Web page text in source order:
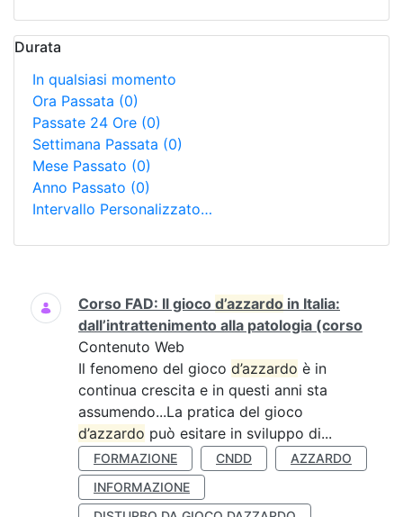
Durata
In qualsiasi momento
Ora Passata (0)
Passate 24 Ore (0)
Settimana Passata (0)
Mese Passato (0)
Anno Passato (0)
Intervallo Personalizzato…
Ricerca
Corso FAD: Il gioco d’azzardo in Italia:
dall’intrattenimento alla patologia (corso
Contenuto Web
Il fenomeno del gioco d’azzardo è in
continua crescita e in questi anni sta
assumendo...La pratica del gioco
d’azzardo può esitare in sviluppo di...
FORMAZIONE CNDD
AZZARDO
INFORMAZIONE